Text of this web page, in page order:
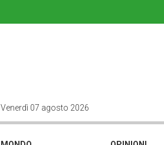
Venerdì 07 agosto 2026